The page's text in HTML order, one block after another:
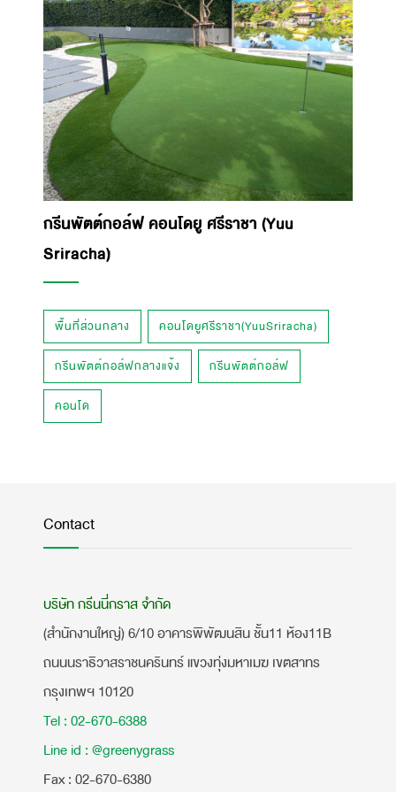
กรีนพัตต์กอล์ฟ คอนโดยู ศรีราชา (Yuu
Sriracha)
พื้นที่ส่วนกลาง คอนโดยูศรีราชา(YuuSriracha)
กรีนพัตต์กอล์ฟกลางแจ้ง กรีนพัตต์กอล์ฟ
คอนโด
Contact
บริษัท กรีนนี่กราส จำกัด
(สำนักงานใหญ่) 6/10 อาคารพิพัฒนสิน ชั้น11 ห้อง11B
ถนนนราธิวาสราชนครินทร์ แขวงทุ่งมหาเมฆ เขตสาทร
กรุงเทพฯ 10120
Tel : 02-670-6388
Line id : @greenygrass
​Fax : 02-670-6380